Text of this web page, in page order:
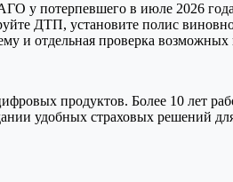
у потерпевшего в июле 2026 года
ДТП, установите полис
и отдельная проверка
продуктов. Более 10 лет
удобных страховых решений